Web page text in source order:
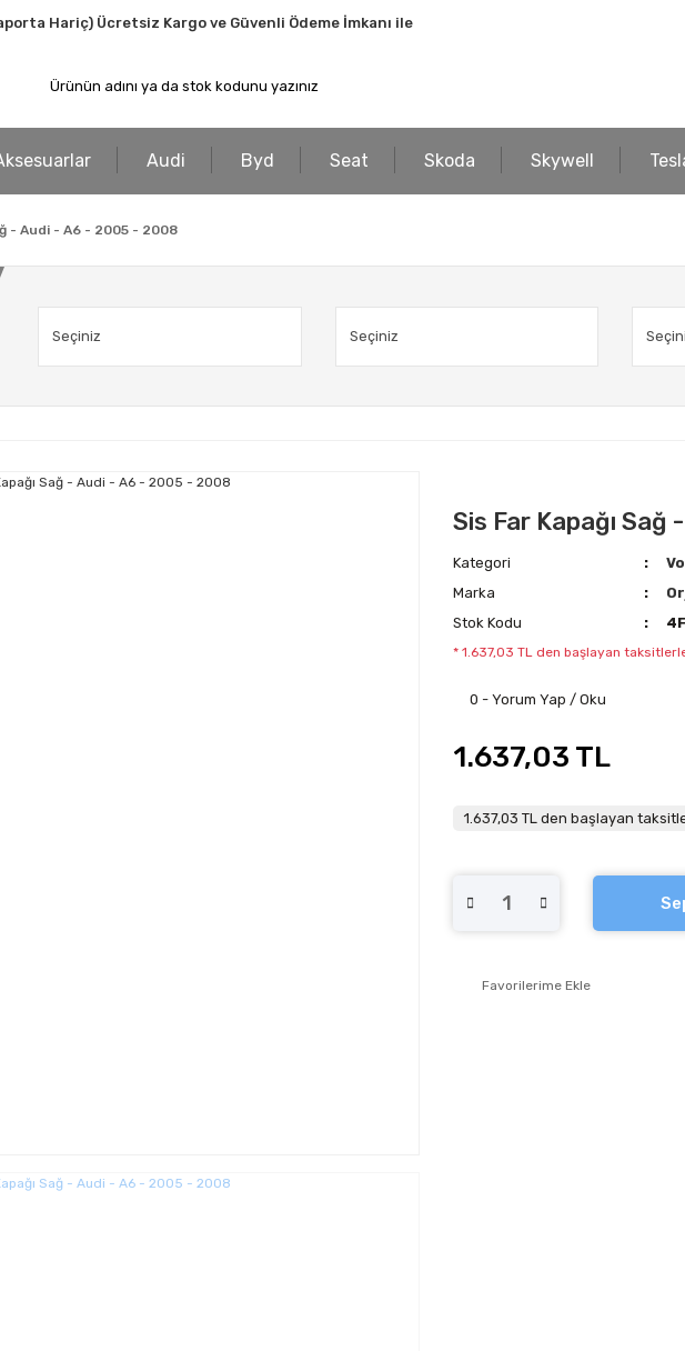
Hariç) Ücretsiz Kargo ve Güvenli Ödeme İmkanı ile
Audi Byd Seat Skoda Skywell
- Audi - A6 - 2005 - 2008
Sis Far Kapağı
Kategori
Marka
Stok Kodu
* 1.637,03 TL den başlayan
0 - Yorum Yap / Oku
1.637,03 TL
1.637,03 TL den başlayan